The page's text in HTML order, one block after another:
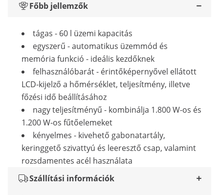
Főbb jellemzők
tágas - 60 l üzemi kapacitás
egyszerű - automatikus üzemmód és
memória funkció - ideális kezdőknek
felhasználóbarát - érintőképernyővel ellátott
LCD-kijelző a hőmérséklet, teljesítmény, illetve
főzési idő beállításához
nagy teljesítményű - kombinálja 1.800 W-os és
1.200 W-os fűtőelemeket
kényelmes - kivehető gabonatartály,
keringgető szivattyú és leeresztő csap, valamint
rozsdamentes acél használata
Szállítási információk